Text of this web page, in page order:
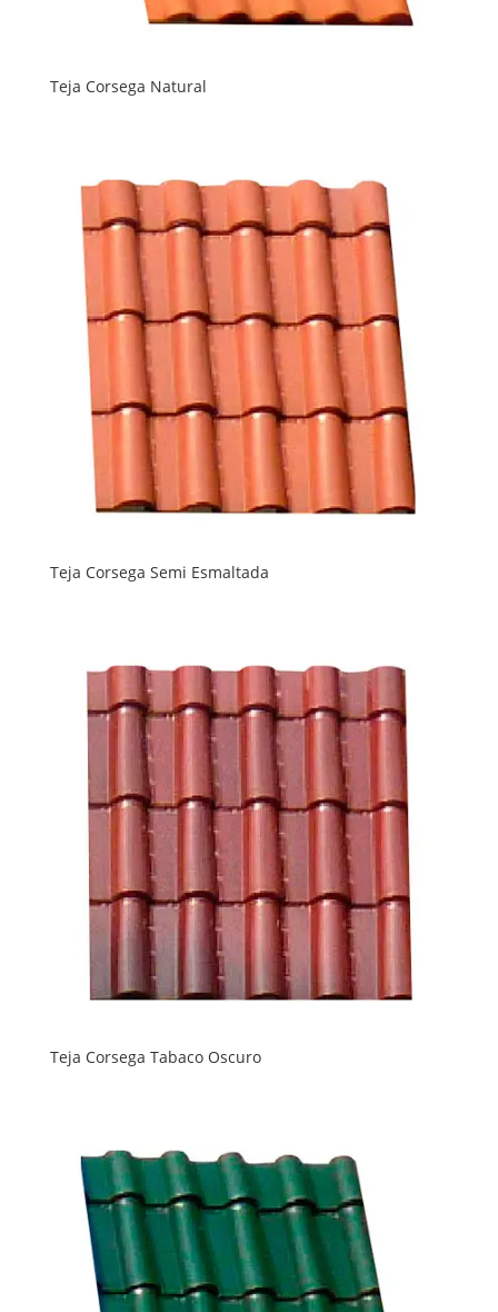
Teja Corsega Natural
Teja Corsega Semi Esmaltada
Teja Corsega Tabaco Oscuro